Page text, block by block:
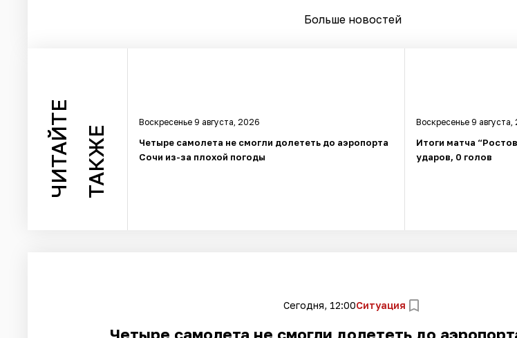
Больше новостей
ЧИТАЙТЕ ТАКЖЕ
Воскресенье 9 августа, 2026
Четыре самолета не смогли долететь до аэропорта
Сочи из-за плохой погоды
Воскресенье 9 августа,
Итоги матча
ударов, 0 голов
Сегодня, 12:00Ситуация
Четыре самолета не смогли долететь до